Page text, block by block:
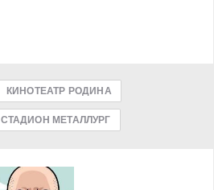
КИНОТЕАТР РОДИНА
СТАДИОН МЕТАЛЛУРГ